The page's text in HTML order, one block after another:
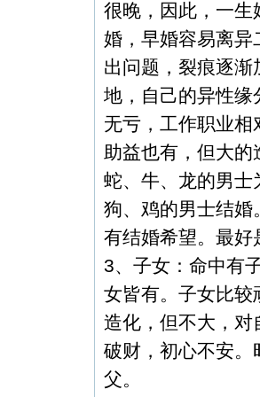
很晚，因此，一生
婚，早婚容易离异
出问题，裂痕逐
地，自己的异性缘
无亏，工作职业
助益也有，但大
蛇、牛、龙的男士
狗、鸡的男士结
有结婚希望。最好
3、子女：命中有
女皆有。子女比较
造化，但不大，对
破财，初心不安。
父。